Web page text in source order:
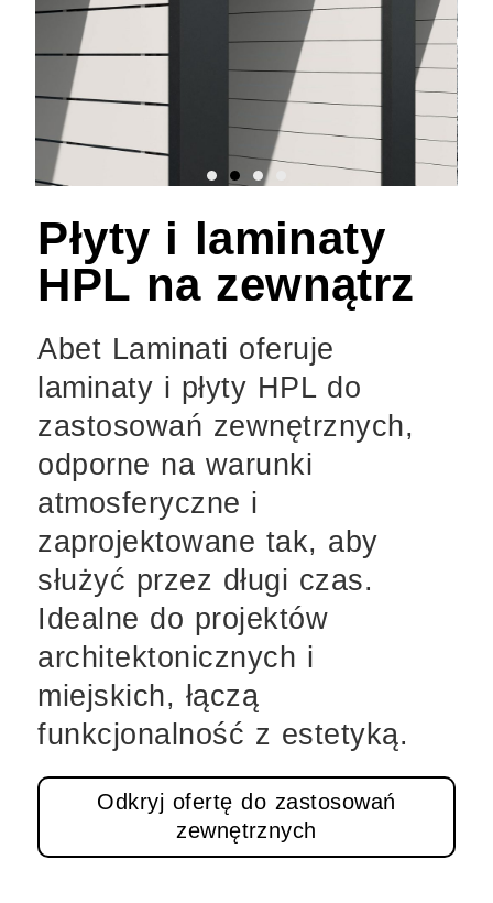
Płyty i laminaty
HPL na zewnątrz
Abet Laminati oferuje
laminaty i płyty HPL do
zastosowań zewnętrznych,
odporne na warunki
atmosferyczne i
zaprojektowane tak, aby
służyć przez długi czas.
Idealne do projektów
architektonicznych i
miejskich, łączą
funkcjonalność z estetyką.
Odkryj ofertę do zastosowań
zewnętrznych